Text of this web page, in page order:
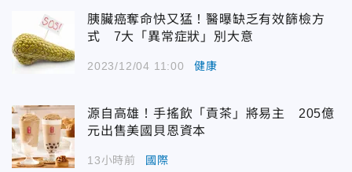
胰臟癌奪命快又猛！醫曝缺乏有效篩檢方
式 7大「異常症狀」別大意
2023/12/04 11:00 健康
源自高雄！手搖飲「貢茶」將易主 205億
元出售美國貝恩資本
13小時前 國際